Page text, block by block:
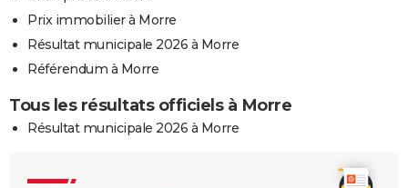
Prix immobilier à Morre
Résultat municipale 2026 à Morre
Référendum à Morre
Tous les résultats officiels à Morre
Résultat municipale 2026 à Morre